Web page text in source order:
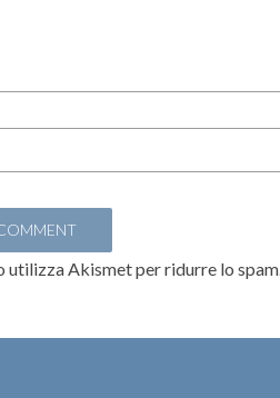
utilizza Akismet per ridurre lo spam.